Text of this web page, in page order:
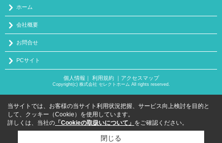
ホーム
会社概要
お問合せ
PCサイト
個人情報 利用規約｜ アクセスマップ
Copyright(c) 株式会社 セレクトホーム All rights reserved.
当サイトでは、お客様の当サイト利用状況把握、サービス向上検討を目的と
して、クッキー（Cookie）を使用しています。
詳しくは、当社の 「Cookieの取扱いについて」 をご確認ください。
閉じる